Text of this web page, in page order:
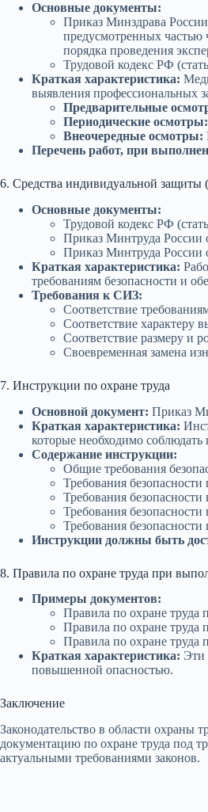
Основные документы:
Приказ Минздрава
предусмотренных частью
порядка проведения
Трудовой кодекс РФ
Краткая характеристика:
выявления профессиональных
Предварительные
Периодические осмотры:
Внеочередные осмотры:
Перечень работ, при
6. Средства индивидуальной
Основные документы:
Трудовой кодекс РФ
Приказ Минтруда России
Приказ Минтруда России
Краткая характеристика:
требованиям безопасности и
Требования к СИЗ:
Соответствие
Соответствие характеру
Соответствие размеру и
Своевременная замена
7. Инструкции по охране труда
Основной документ: Приказ
Краткая характеристика:
которые необходимо
Содержание инструкции:
Общие требования
Требования
Требования безопасности
Требования
Требования
Инструкции должны быть
8. Правила по охране труда при
Примеры документов:
Правила по охране труда
Правила по охране труда
Правила по охране труда
Краткая характеристика: Эти
повышенной опасностью.
Заключение
Законодательство в области охраны
документацию по охране труда под
актуальными требованиями законов.